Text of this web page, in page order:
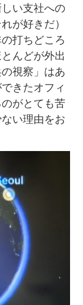
い支社への
が好きだ）
打ちどころ
んどが外出
視察」はあ
きたオフィ
がとても苦
い理由をお